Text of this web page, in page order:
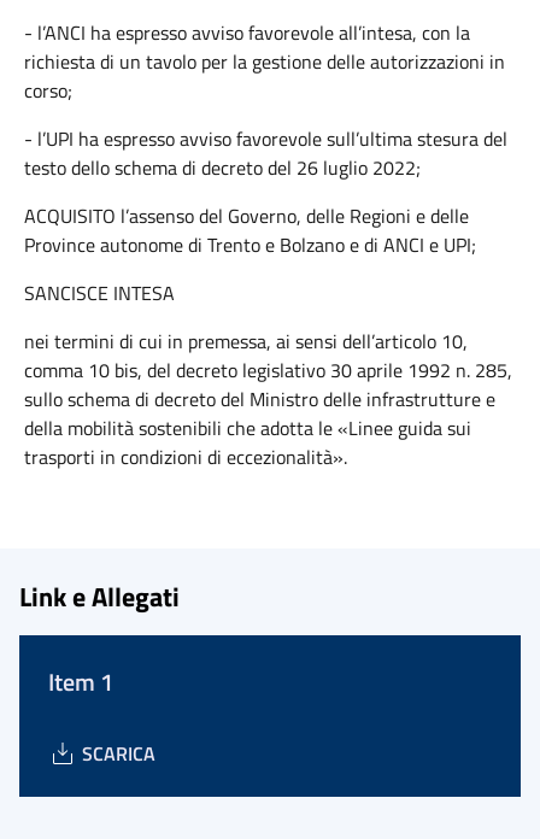
- l’ANCI ha espresso avviso favorevole all’intesa, con la
richiesta di un tavolo per la gestione delle autorizzazioni in
corso;
- l’UPI ha espresso avviso favorevole sull’ultima stesura del
testo dello schema di decreto del 26 luglio 2022;
ACQUISITO l’assenso del Governo, delle Regioni e delle
Province autonome di Trento e Bolzano e di ANCI e UPI;
SANCISCE INTESA
nei termini di cui in premessa, ai sensi dell’articolo 10,
comma 10 bis, del decreto legislativo 30 aprile 1992 n. 285,
sullo schema di decreto del Ministro delle infrastrutture e
della mobilità sostenibili che adotta le «Linee guida sui
trasporti in condizioni di eccezionalità».
Link e Allegati
Item 1
SCARICA